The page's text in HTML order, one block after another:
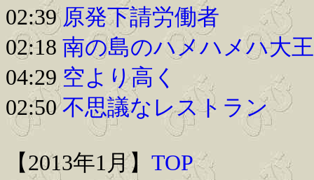
02:39原発下請労働者
02:18 南の島のハメハメハ大王
04:29 空より高く
02:50不思議なレストラン
【2013年1月】 TOP